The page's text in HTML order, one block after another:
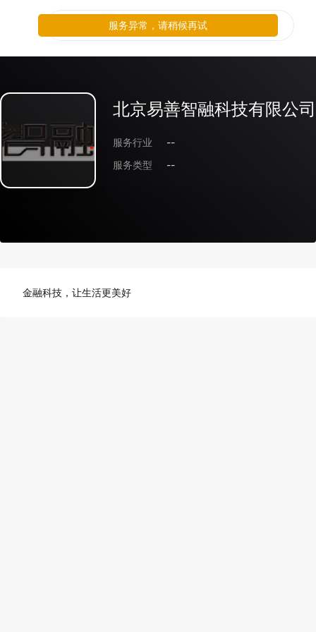
北京易善智融科技有限公司
服务行业
--
服务类型
--
金融科技，让生活更美好
服务异常，请稍候再试